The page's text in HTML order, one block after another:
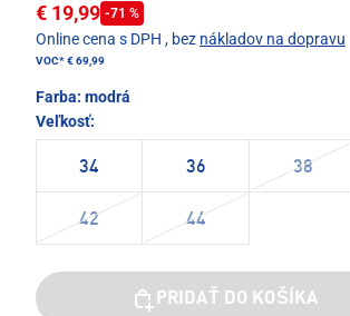
€ 19,99 -71 %
Online cena s DPH , bez nákladov na dopravu
VOC*€ 69,99
Farba: modrá
Veľkosť:
34 36 38
42 44
PRIDAŤ DO KOŠÍKA